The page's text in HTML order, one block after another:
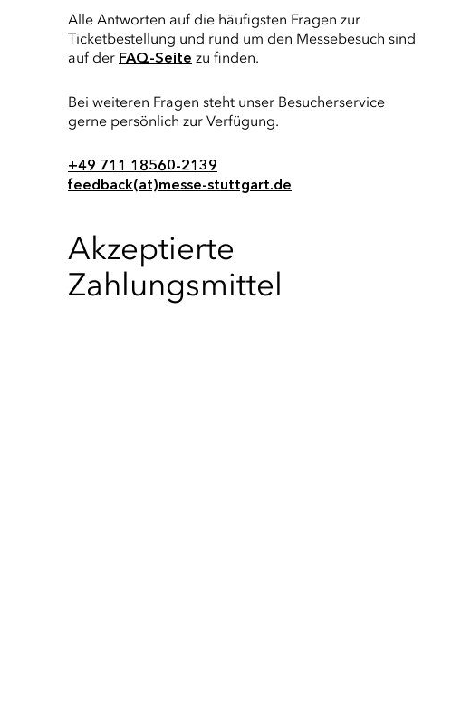
Alle Antworten auf die häufigsten Fragen zur
Ticketbestellung und rund um den Messebesuch sind
auf der FAQ-Seite zu finden.
Bei weiteren Fragen steht unser Besucherservice
gerne persönlich zur Verfügung.
+49 711 18560-2139
feedback(at)messe-stuttgart.de
Akzeptierte
Zahlungsmittel